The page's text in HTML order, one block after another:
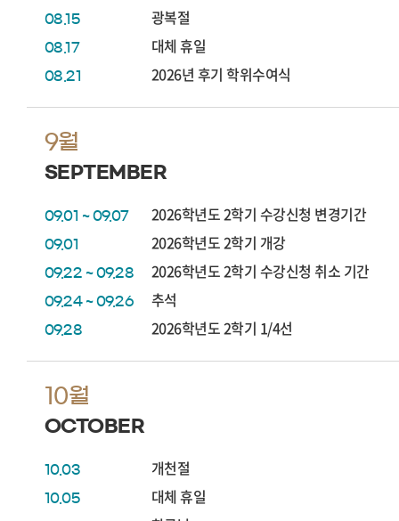
08.15 광복절
08.17 대체 휴일
08.21 2026년 후기 학위수여식
9월
SEPTEMBER
09.01 ~ 09.07 2026학년도 2학기 수강신청 변경기간
09.01 2026학년도 2학기 개강
09.22 ~ 09.28 2026학년도 2학기 수강신청 취소 기간
09.24 ~ 09.26 추석
09.28 2026학년도 2학기 1/4선
10월
OCTOBER
10.03 개천절
10.05 대체 휴일